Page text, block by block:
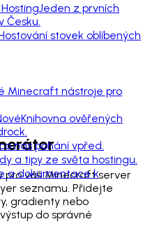
Jeden z prvních
Česku.
stovek oblíbených
Minecraft nástroje pro
Knihovna ověřených
nás pohání vpřed.
a tipy ze světa hostingu.
a dokumentace k
pro váš Minecraft server
seznamu. Přidejte
gradienty nebo
do správné